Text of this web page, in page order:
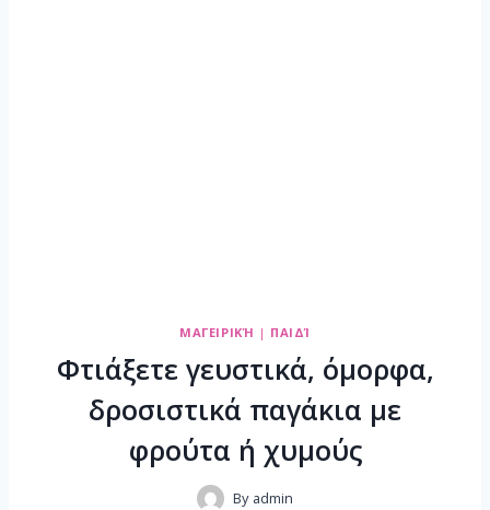
ΜΑΓΕΙΡΙΚΉ | ΠΑΙΔΊ
Φτιάξετε γευστικά, όμορφα,
δροσιστικά παγάκια με
φρούτα ή χυμούς
By admin